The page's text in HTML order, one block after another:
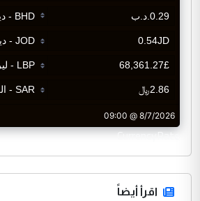
CurrencyRate
اقرأ أيضاً